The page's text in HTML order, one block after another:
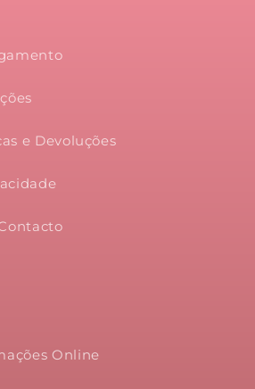
e Devoluções
Online